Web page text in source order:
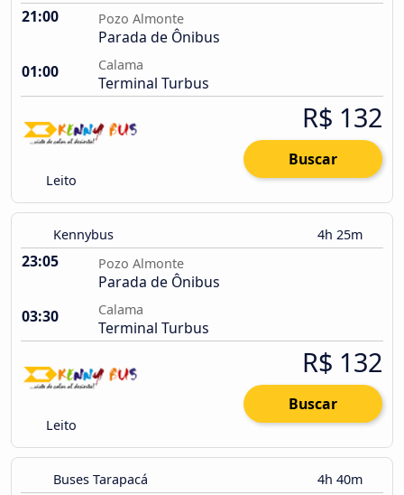
21:00 Pozo Almonte
Parada de Ônibus
01:00
Calama
Terminal Turbus
Leito
R$ 132
Buscar
Kennybus 4h 25m
23:05 Pozo Almonte
Parada de Ônibus
03:30
Calama
Terminal Turbus
Leito
R$ 132
Buscar
Buses Tarapacá 4h 40m